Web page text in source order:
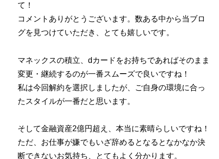
て！
コメントありがとうございます。数ある中から当ブロ
グを見つけていただき、とても嬉しいです。
マネックスの積立、dカードをお持ちであればそのまま
変更・継続するのが一番スムーズで良いですね！
私は今回解約を選択しましたが、ご自身の環境に合っ
たスタイルが一番だと思います。
そして金融資産2億円超え、本当に素晴らしいですね！
ただ、お仕事が嫌でもいざ辞めるとなるとなかなか決
断できないお気持ち、とてもよく分かります。